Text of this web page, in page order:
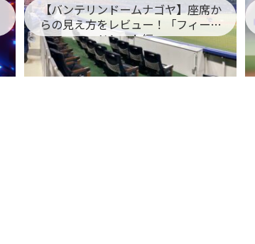
【バンテリンドームナゴヤ】座席か
らの見え方をレビュー！「フィール
ドシート編」